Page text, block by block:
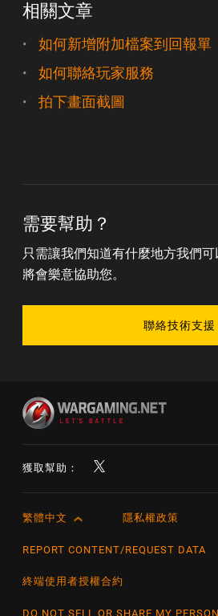
相關文章
如何新增附加檔案到回報單
如何聯絡玩家服務
拍下畫面截圖
需要幫助？
只需讓我們知道有什麼地方我們
將會樂意協助您。
聯絡技術支援
獲取幫助：
English
Čeština
繁體中文 隱私權政策
REPORT CONTENT/REQUEST DATA
終端使用者授權合約
DO NOT SELL OR SHARE MY